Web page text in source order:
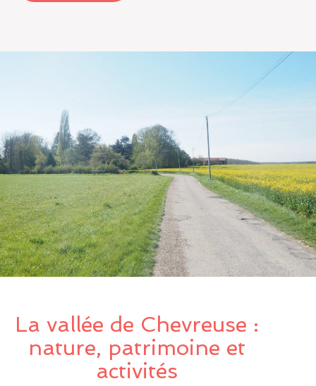
La vallée de Chevreuse :
nature, patrimoine et
activités